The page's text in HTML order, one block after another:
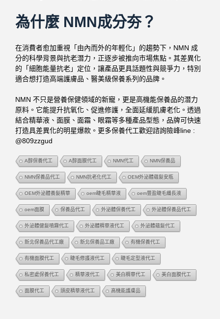
為什麼 NMN成分夯？
在消費者愈加重視「由內而外的年輕化」的趨勢下，NMN 成
分的科學背景與抗老潛力，正逐步被推向市場焦點。其差異化
的「細胞能量抗老」定位，讓產品更具話題性與競爭力，特別
適合想打造高端護膚品、醫美級保養系列的品牌。
NMN 不只是營養保健領域的新寵，更是高機能保養品的潛力
原料。它能提升抗氧化、促進修護，全面延緩肌膚老化。透過
結合精華液、面膜、面霜、眼霜等多種產品型態，品牌可快速
打造具差異化的明星爆款。更多保養代工歡迎諮詢險峰line :
@809zzgud
A醇保養代工 A醇面膜代工 NMN代工 NMN保養品
NMN保養品代工 NMN抗老化代工 OEM外泌體蘊髮安瓶
OEM外泌體養髮精華 oem睫毛精華液 oem豐盈睫毛纖長液
oem面膜 保養品代工 外泌體保養代工 外泌體保養品代工
外泌體健髮噴霧代工 外泌體精華液代工 外泌體蘊髮代工
新北保養品代工廠 新北保養品工廠 有機保養代工
有機面膜代工 睫毛修護液代工 睫毛定型液代工
私密處保養代工 精華液代工 美白精華代工 美白面膜代工
面膜代工 頭皮精華液代工 高機能護膚品